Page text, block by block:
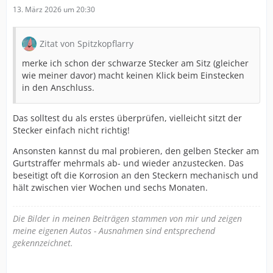
13. März 2026 um 20:30
Zitat von Spitzkopflarry
merke ich schon der schwarze Stecker am Sitz (gleicher
wie meiner davor) macht keinen Klick beim Einstecken
in den Anschluss.
Das solltest du als erstes überprüfen, vielleicht sitzt der
Stecker einfach nicht richtig!
Ansonsten kannst du mal probieren, den gelben Stecker am
Gurtstraffer mehrmals ab- und wieder anzustecken. Das
beseitigt oft die Korrosion an den Steckern mechanisch und
hält zwischen vier Wochen und sechs Monaten.
Die Bilder in meinen Beiträgen stammen von mir und zeigen
meine eigenen Autos - Ausnahmen sind entsprechend
gekennzeichnet.